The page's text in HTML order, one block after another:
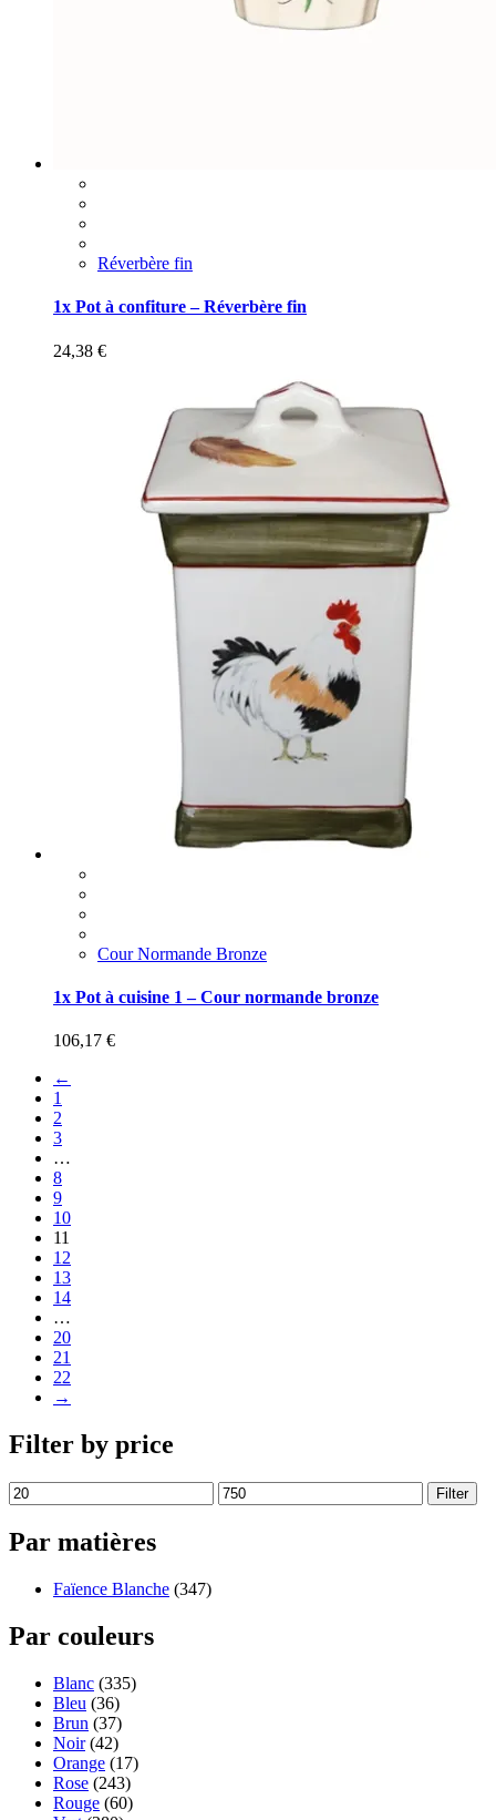
Réverbère fin
1x Pot à confiture – Réverbère fin
24,38 €
Cour Normande Bronze
1x Pot à cuisine 1 – Cour normande bronze
106,17 €
←
1
2
3
…
8
9
10
11
12
13
14
…
20
21
22
→
Filter by price
Filter
Par matières
Faïence Blanche (347)
Par couleurs
Blanc (335)
Bleu (36)
Brun (37)
Noir (42)
Orange (17)
Rose (243)
Rouge (60)